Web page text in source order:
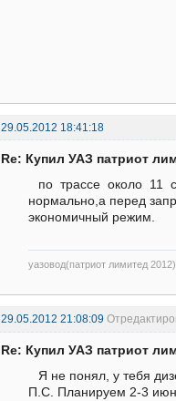
29.05.2012 18:41:18
Re: Купил УАЗ патриот
по трассе около 11
нормально,а перед
экономичный режим.
уазовод(патриот лимитед
29.05.2012 21:08:09
Re: Купил УАЗ патриот
Я не понял, у тебя
П.С. Планируем 2-3